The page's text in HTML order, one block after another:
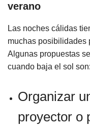
verano
Las noches cálidas
muchas posibilidades
Algunas propuestas
cuando baja el sol son:
Organizar
proyector o